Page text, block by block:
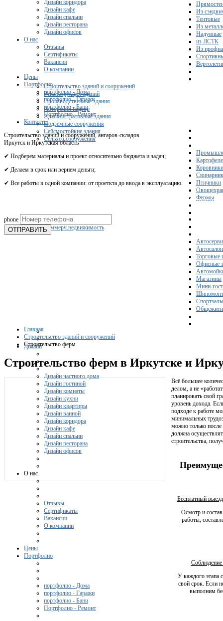
Из
Тентовые
Из
Надувные
из ЛСТК
Из
Строительство зданий и сооружений
Реконструкция зданий
Производственные здания
Авторский надзор
Административные здания
Подземные сооружения
Сейсмостойкие здания
Сельхоз сооружения
Коровники
Птичники
Фермы
Склады
Коммерч.недвижимость
Торговые
Офисные
Магазины
Мини-
Спортзалы
Дизайн
Дизайн частного дома
Дизайн гостиной
Дизайн комнаты
Дизайн кухни
Дизайн квартиры
Дизайн ванной
Дизайн коридора
Дизайн кафе
Дизайн спальни
Дизайн ресторана
Дизайн офисов
О нас
Отзывы
Сертификаты
Вакансии
О компании
Цены
Портфолио
портфолио - Дома
портфолио - Гаражи
портфолио - Бани
Портфолио - Ремонт
Дизайн коридора
Дизайн кафе
Дизайн спальни
Дизайн ресторана
Дизайн офисов
О нас
Отзывы
Сертификаты
Вакансии
О компании
Цены
Портфолио
портфолио - Дома
портфолио - Гаражи
портфолио - Бани
Портфолио - Ремонт
Контакты
Строительство зданий и сооружений, ангаров-складов
Иркутск и Иркутская область
✔ Подберем материалы и проект относительно бюджета и задач;
✔ Делаем в срок или вернем деньги;
✔ Все работы в одной компании: от проеткта до ввода в эксплуатацию.
phone
ОТПРАВИТЬ
Главная
Строительство зданий и сооружений
Строительство ферм
Строительство ферм в Иркутске и
Всё большее
делом, а не
планировать свой
уровень дохода.
подходе к работе
минимальных
можно только после
должна
строительства,
Бесплатный
Осмотр и
работы,
Соблюдение
У каждого этапа
свой срок. Если
выполним